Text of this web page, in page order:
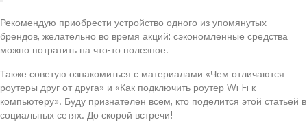
Рекомендую приобрести устройство одного из упомянутых
брендов, желательно во время акций: сэкономленные средства
можно потратить на что-то полезное.
Также советую ознакомиться с материалами «Чем отличаются
роутеры друг от друга» и «Как подключить роутер Wi-Fi к
компьютеру». Буду признателен всем, кто поделится этой статьей в
социальных сетях. До скорой встречи!